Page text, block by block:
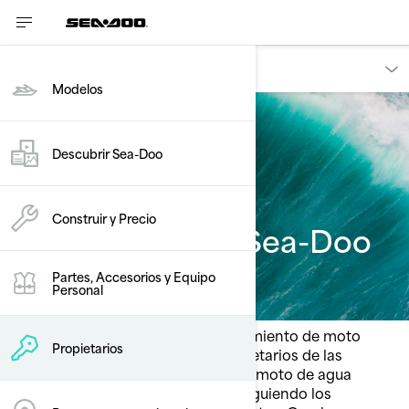
Modelos
Descubrir Sea-Doo
Construir y Precio
Partes, Accesorios y Equipo
Personal
Propietarios
Consejos de
mantenimiento Sea-Doo
Algunos consejos de mantenimiento de moto
de agua para los nuevos propietarios de las
motos acuáticas Sea-Doo... Tu moto de agua
Sea-Doo ha sido construida siguiendo los